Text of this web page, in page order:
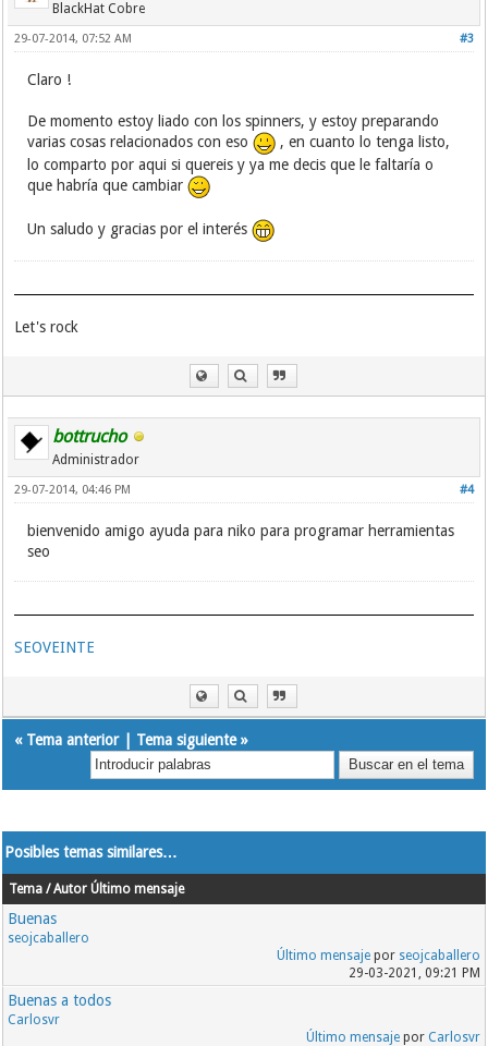
BlackHat Cobre
#3
29-07-2014, 07:52 AM
Claro !
De momento estoy liado con los spinners, y estoy preparando
varias cosas relacionados con eso
, en cuanto lo tenga listo,
lo comparto por aqui si quereis y ya me decis que le faltaría o
que habría que cambiar
Un saludo y gracias por el interés
Let's rock
bottrucho
Administrador
#4
29-07-2014, 04:46 PM
bienvenido amigo ayuda para niko para programar herramientas
seo
SEOVEINTE
« Tema anterior| Tema siguiente»
Posibles temas similares…
Tema / Autor Último mensaje
Buenas
seojcaballero
Último mensajepor seojcaballero
29-03-2021, 09:21 PM
Buenas a todos
Carlosvr
Último mensajepor Carlosvr